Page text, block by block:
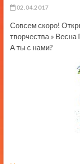
02.04.2017
Совсем скоро!
творчества »
А ты с нами?